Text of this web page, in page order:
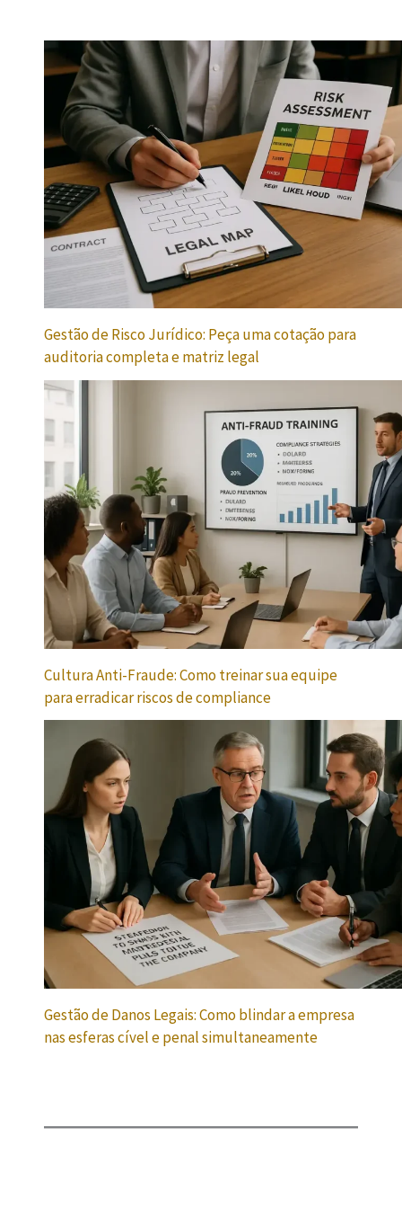
Gestão de Risco Jurídico: Peça uma cotação para
auditoria completa e matriz legal
Cultura Anti-Fraude: Como treinar sua equipe
para erradicar riscos de compliance
Gestão de Danos Legais: Como blindar a empresa
nas esferas cível e penal simultaneamente